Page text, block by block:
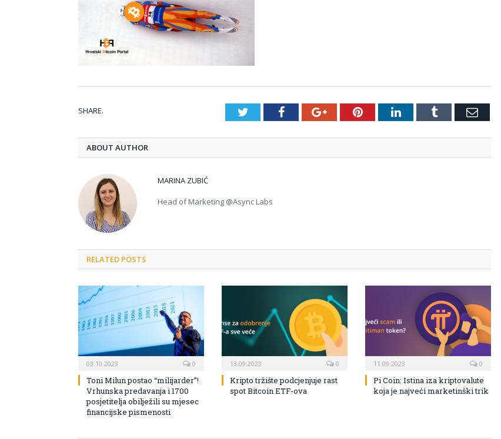
SHARE. TwitterFacebookGoogle+PinterestLinkedInTumblr Email
ABOUT AUTHOR
MARINA ZUBIĆ
Head of Marketing @Async Labs
RELATED POSTS
03.10.2023 0
Toni Milun postao “milijarder”!
Vrhunska predavanja i 1700
posjetitelja obilježili su mjesec
financijske pismenosti
13.09.2023 0
Kripto tržište podcjenjuje rast
spot Bitcoin ETF-ova
11.09.2023 0
Pi Coin: Istina iza kriptovalute
koja je najveći marketinški trik